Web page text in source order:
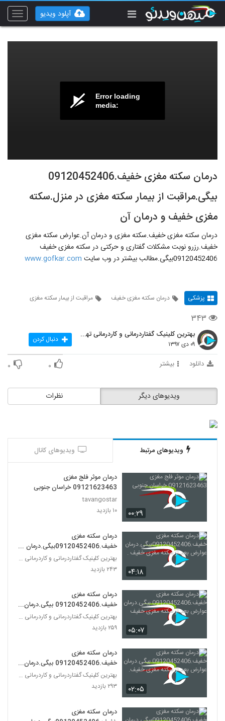
Toggle
آپلود ویدیو
Error loading
media:
درمان سکته مغزی خفیف.09120452406
بیگی.مراقبت از بیمار سکته مغزی در منزل.سکته
مغزی خفیف و درمان آن
درمان سکته مغزی خفیف.سکته مغزی و درمان آن.عوارض سکته مغزی
خفیف.رزرو نوبت مشکلات گفتاری و حرکتی در سکته مغزی خفیف
09120452406بیگی.مطالب بیشتر در وب سایت
www.gofkar.com
پزشکی درمان سکته مغزی خفیف مراقبت از بیمار سکته مغزی
۳۴۳
بهترین کلینیک گفتاردرمانی و کاردرمانی تهران
۰۹ دی ۱۳۹۷ دنبال کردن
دانلود بیشتر ۰ ۰
نظرات ویدیوهای دیگر
ویدیوهای مرتبط ویدیوهای کانال
۰۰:۲۹
درمان موثر فلج مغزی
09121623463 خراسان جنوبی
tavangostar
۱۰ بازدید
۰۴:۱۸
درمان سکته مغزی
خفیف.09120452406بیگی.درمان
عوارض بعد از سکته مغزی خفیف .
بهترین کلینیک گفتاردرمانی و کاردرمانی تهران
۲۴۳ بازدید
۰۵:۰۷
درمان سکته مغزی
خفیف.09120452406 بیگی.درمان
عوارض بعد از سکته مغزی خفیف
بهترین کلینیک گفتاردرمانی و کاردرمانی تهران
۲۵۹ بازدید
۰۲:۰۵
درمان سکته مغزی
خفیف.09120452406 بیگی.درمان
عوارض بعد از سکته مغزی خفیف.
بهترین کلینیک گفتاردرمانی و کاردرمانی تهران
۲۹۳ بازدید
درمان سکته مغزی